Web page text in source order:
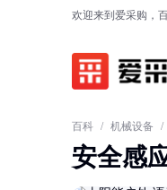
欢迎来到爱采购，
百科 / 机械设备 /
安全感